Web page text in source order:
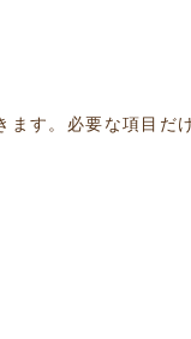
ます。必要な項目だ